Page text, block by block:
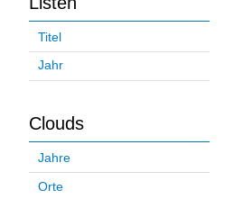
Titel
Jahr
Clouds
Jahre
Orte